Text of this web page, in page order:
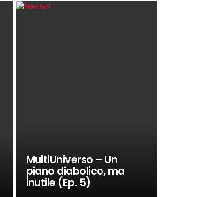
MultiUniverso – Un
piano diabolico, ma
inutile (Ep. 5)